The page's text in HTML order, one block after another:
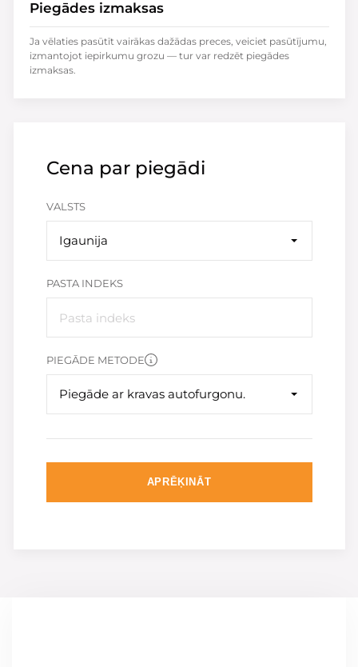
Cena par piegādi
VALSTS
Igaunija
PASTA INDEKS
PIEGĀDE METODE
Piegāde ar kravas autofurgonu.
APRĒĶINĀT
Piegādes izmaksas
Ja vēlaties pasūtīt vairākas dažādas preces, veiciet pasūtījumu,
izmantojot iepirkumu grozu — tur var redzēt piegādes
izmaksas.